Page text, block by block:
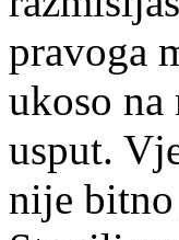
pravoga
ukoso
usput.
nije